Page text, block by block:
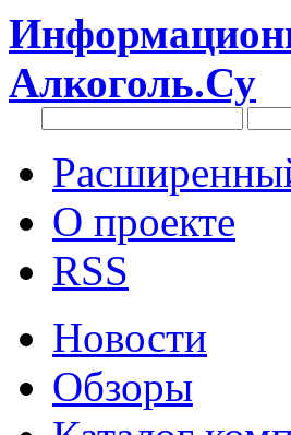
Алкоголь.Су
О проекте
RSS
Новости
Обзоры